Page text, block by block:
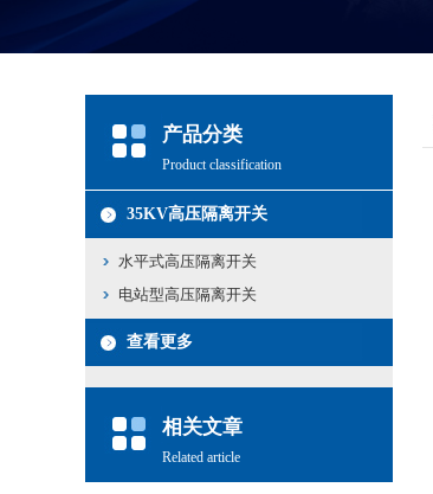
产品分类
Product classification
35KV高压隔离开关
水平式高压隔离开关
电站型高压隔离开关
查看更多
相关文章
Related article